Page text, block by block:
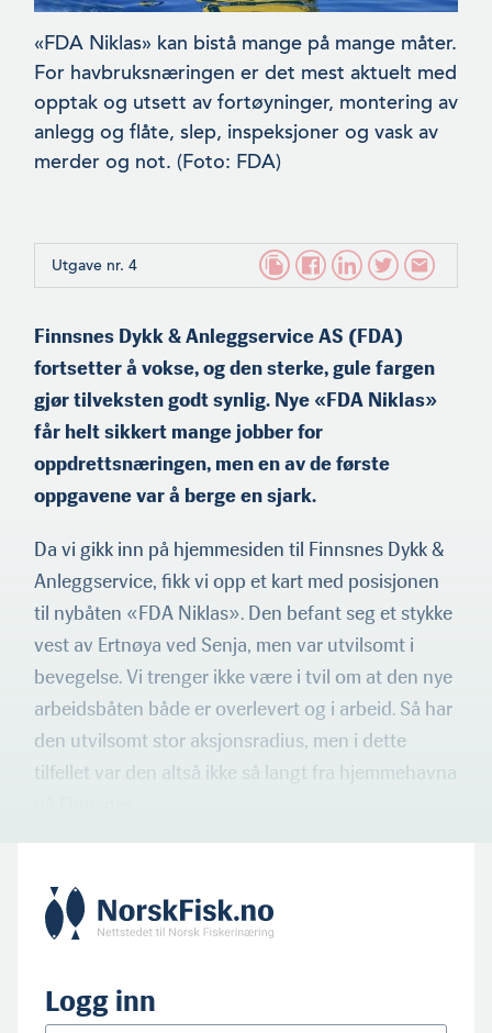
«FDA Niklas» kan bistå mange på mange måter.
For havbruksnæringen er det mest aktuelt med
opptak og utsett av fortøyninger, monter­ing av
anlegg og flåte, slep, inspeksjoner og vask av
merder og not. (Foto: FDA)
Utgave nr. 4
Finnsnes Dykk & Anleggservice AS (FDA)
fortsetter å vokse, og den sterke, gule fargen
gjør tilveksten godt synlig. Nye «FDA Niklas»
får helt sikkert mange jobber for
oppdrettsnæringen, men en av de første
oppgavene var å berge en sjark.
Da vi gikk inn på hjemmesiden til Finnsnes Dykk &
Anleggservice, fikk vi opp et kart med posisjonen
til nybåten «FDA Niklas». Den befant seg et stykke
vest av Ertnøya ved Senja, men var utvilsomt i
bevegelse. Vi trenger ikke være i tvil om at den nye
arbeidsbåten både er overlevert og i arbeid. Så har
den utvilsomt stor aksjonsradius, men i dette
tilfellet var den altså ikke så langt fra hjemmehavna
Logg inn